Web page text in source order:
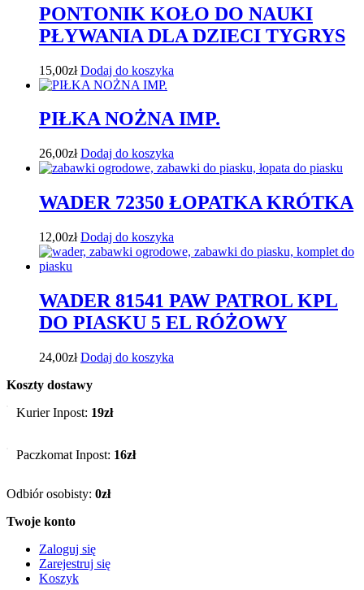
PONTONIK KOŁO DO NAUKI
PŁYWANIA DLA DZIECI TYGRYS
15,00zł Dodaj do koszyka
PIŁKA NOŻNA IMP.
26,00zł Dodaj do koszyka
WADER 72350 ŁOPATKA KRÓTKA
12,00zł Dodaj do koszyka
WADER 81541 PAW PATROL KPL
DO PIASKU 5 EL RÓŻOWY
24,00zł Dodaj do koszyka
Koszty dostawy
Kurier Inpost: 19zł
Paczkomat Inpost: 16zł
Odbiór osobisty: 0zł
Twoje konto
Zaloguj się
Zarejestruj się
Koszyk